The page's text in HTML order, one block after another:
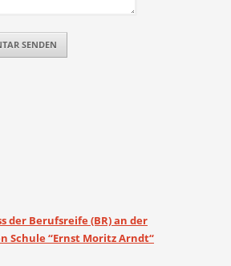
der Berufsreife (BR) an der
Schule “Ernst Moritz Arndt“